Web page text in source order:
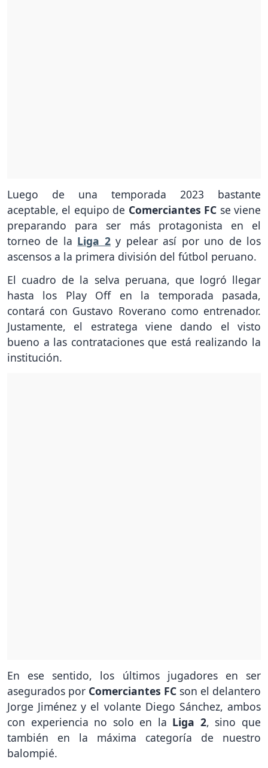
Luego de una temporada 2023 bastante
aceptable, el equipo de Comerciantes FC se viene
preparando para ser más protagonista en el
torneo de la Liga 2y pelear así por uno de los
ascensos a la primera división del fútbol peruano.
El cuadro de la selva peruana, que logró llegar
hasta los Play Off en la temporada pasada,
contará con Gustavo Roverano como entrenador.
Justamente, el estratega viene dando el visto
bueno a las contrataciones que está realizando la
institución.
En ese sentido, los últimos jugadores en ser
asegurados por Comerciantes FC son el delantero
Jorge Jiménez y el volante Diego Sánchez, ambos
con experiencia no solo en la Liga 2, sino que
también en la máxima categoría de nuestro
balompié.